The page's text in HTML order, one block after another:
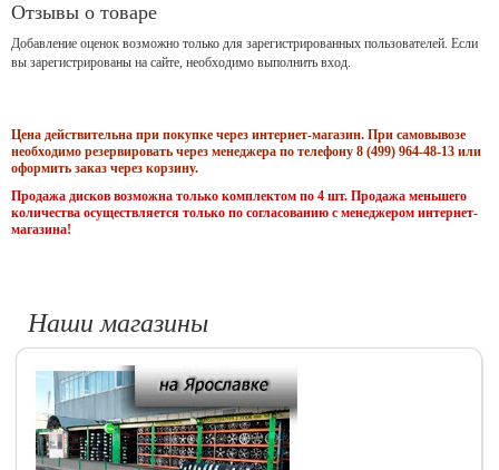
Отзывы о товаре
Добавление оценок возможно только для зарегистрированных пользователей. Если
вы зарегистрированы на сайте, необходимо выполнить вход.
Цена действительна при покупке через интернет-магазин. При самовывозе
необходимо резервировать через менеджера по телефону 8 (499) 964-48-13 или
оформить заказ через корзину.
Продажа дисков возможна только комплектом по 4 шт. Продажа меньшего
количества осуществляется только по согласованию с менеджером интернет-
магазина!
Наши магазины